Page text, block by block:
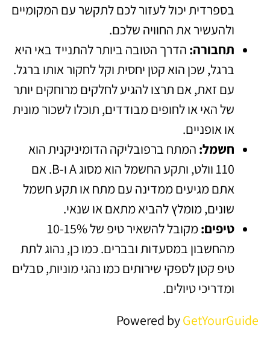
בספרדית יכול לעזור לכם לתקשר עם המקומיים
ולהעשיר את החוויה שלכם.
תחבורה: הדרך הטובה ביותר להתנייד באי היא
ברגל, שכן הוא קטן יחסית וקל לחקור אותו ברגל.
עם זאת, אם תרצו להגיע לחלקים מרוחקים יותר
של האי או לחופים מבודדים, תוכלו לשכור מונית
או אופניים.
חשמל: המתח ברפובליקה הדומיניקנית הוא
110 וולט, ותקע החשמל הוא מסוג A ו-B. אם
אתם מגיעים ממדינה עם מתח או תקע חשמל
שונים, מומלץ להביא מתאם או שנאי.
טיפים:
מקובל להשאיר טיפ של 10-15%
מהחשבון במסעדות ובברים. כמו כן, נהוג לתת
טיפ קטן לספקי שירותים כמו נהגי מוניות, סבלים
ומדריכי טיולים.
Powered byGetYourGuide